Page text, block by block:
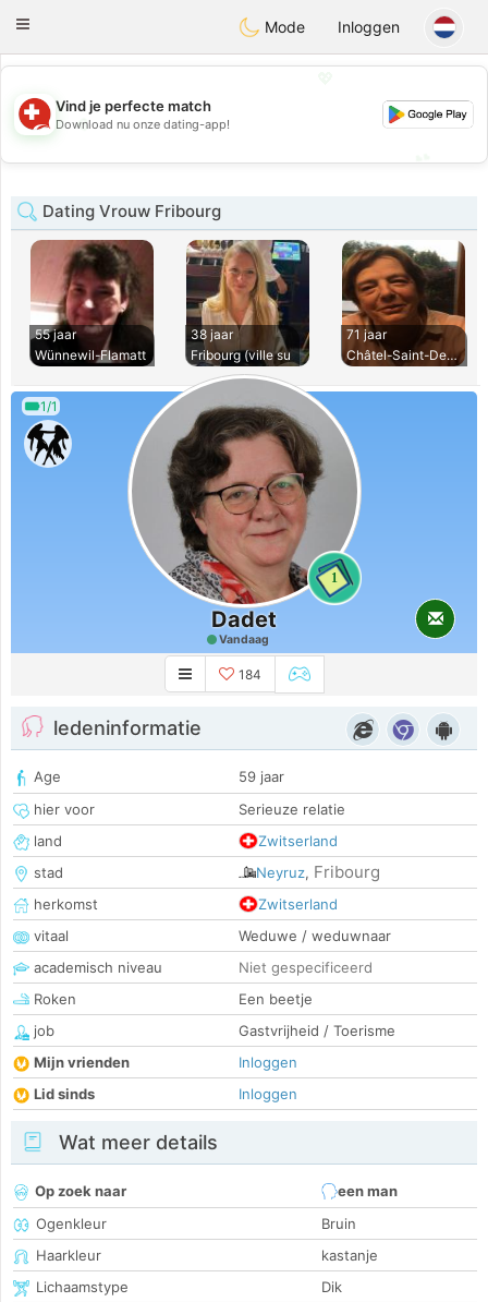
Suissi
Toggle
Mode Inloggen
💖
💕
Vind je perfecte match
Download nu onze dating-app!
Dating Vrouw Fribourg
55 jaar
Wünnewil-Flamatt
38 jaar
Fribourg (ville su
71 jaar
Châtel-Saint-Denis
1/1
1
Dadet
Vandaag
184
ledeninformatie
Age
59 jaar
hier voor
Serieuze relatie
land
Zwitserland
stad
Neyruz, Fribourg
herkomst
Zwitserland
vitaal
Weduwe / weduwnaar
academisch niveau
Niet gespecificeerd
Roken
Een beetje
job
Gastvrijheid / Toerisme
Mijn vrienden
Inloggen
Lid sinds
Inloggen
Wat meer details
Op zoek naar
een man
Ogenkleur
Bruin
Haarkleur
kastanje
Lichaamstype
Dik